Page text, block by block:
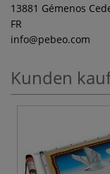
13881 Gémenos
FR
info@pebeo.com
Kunden